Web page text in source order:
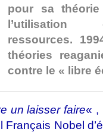
pour sa
ressources.
théories
contre le « libre
un laisser faire« ,
Nobel